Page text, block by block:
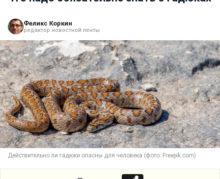
Феликс Коркин
редактор новостной ленты
Действительно ли гадюки опасны для человека (фото: Freepik.com)